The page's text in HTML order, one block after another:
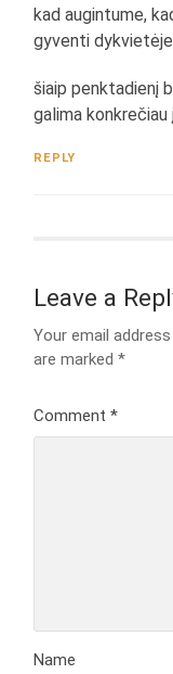
kad augintume,
gyventi
šiaip penktadienį
galima
REPLY
Leave a
Your email
are marked*
Comment*
Name